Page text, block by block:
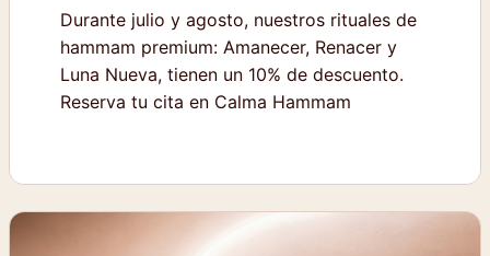
Durante julio y agosto, nuestros rituales de
hammam premium: Amanecer, Renacer y
Luna Nueva, tienen un 10% de descuento.
Reserva tu cita en Calma Hammam